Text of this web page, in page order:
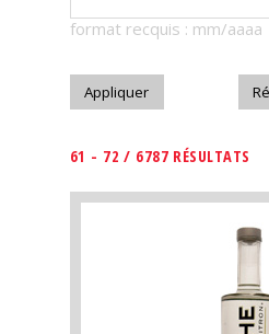
Télécharger
format recquis : mm/aaaa
61 - 72 / 6787 RÉSULTATS